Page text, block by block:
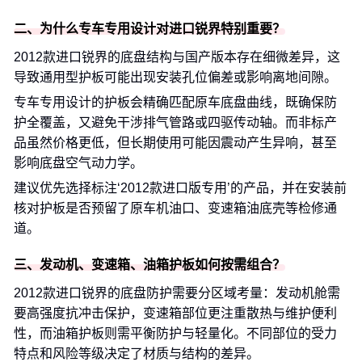
二、为什么专车专用设计对进口锐界特别重要？
2012款进口锐界的底盘结构与国产版本存在细微差异，这
导致通用型护板可能出现安装孔位偏差或影响离地间隙。
专车专用设计的护板会精确匹配原车底盘曲线，既确保防
护全覆盖，又避免干涉排气管路或四驱传动轴。而非标产
品虽然价格更低，但长期使用可能因震动产生异响，甚至
影响底盘空气动力学。
建议优先选择标注‘2012款进口版专用’的产品，并在安装前
核对护板是否预留了原车机油口、变速箱油底壳等检修通
道。
三、发动机、变速箱、油箱护板如何按需组合？
2012款进口锐界的底盘防护需要分区域考量：发动机舱需
要高强度抗冲击保护，变速箱部位更注重散热与维护便利
性，而油箱护板则需平衡防护与轻量化。不同部位的受力
特点和风险等级决定了材质与结构的差异。